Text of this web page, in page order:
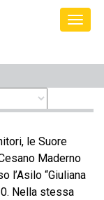
le Suore
Maderno
l’Asilo “Giuliana
Nella stessa